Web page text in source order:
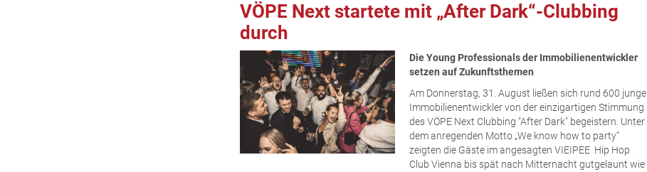
VÖPE Next startete mit „After Dark“-Clubbing
durch
Die Young Professionals der Immobilienentwickler
setzen auf Zukunftsthemen
Am Donnerstag, 31. August ließen sich rund 600 junge
Immobilienentwickler von der einzigartigen Stimmung
des VÖPE Next Clubbing "After Dark" begeistern. Unter
dem anregenden Motto „We know how to party“
zeigten die Gäste im angesagten VIEIPEE Hip Hop
Club Vienna bis spät nach Mitternacht gutgelaunt wie